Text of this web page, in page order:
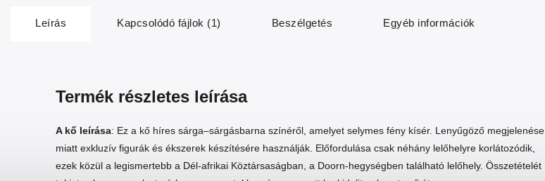
Leírás Kapcsolódó fájlok (1) Beszélgetés Egyéb információk
Termék részletes leírása
A kő leírása: Ez a kő híres sárga–sárgásbarna színéről, amelyet selymes fény kísér. Lenyűgöző megjelenése
miatt exkluzív figurák és ékszerek készítésére használják. Előfordulása csak néhány lelőhelyre korlátozódik,
ezek közül a legismertebb a Dél-afrikai Köztársaságban, a Doorn-hegységben található lelőhely. Összetételét